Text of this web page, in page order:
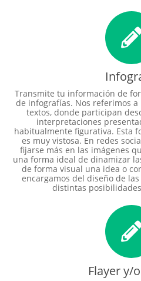
Transmite tu información de
de infografías. Nos referimos
textos, donde participan
interpretaciones
habitualmente figurativa. Esta
es muy vistosa. En redes
fijarse más en las imágenes
una forma ideal de dinamizar
de forma visual una idea o
encargamos del diseño de
distintas
Flayer y/